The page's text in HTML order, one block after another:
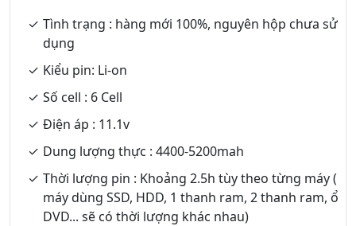
Tình trạng : hàng mới 100%, nguyên hộp chưa sử
dụng
Kiểu pin: Li-on
Số cell : 6 Cell
Điện áp : 11.1v
Dung lượng thực : 4400-5200mah
Thời lượng pin : Khoảng 2.5h tùy theo từng máy (
máy dùng SSD, HDD, 1 thanh ram, 2 thanh ram, ổ
DVD... sẽ có thời lượng khác nhau)